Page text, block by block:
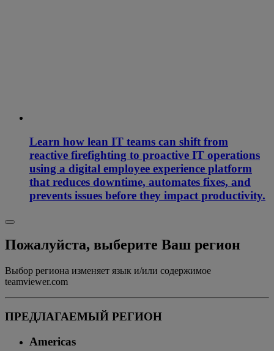
Learn how lean IT teams can shift from
reactive firefighting to proactive IT operations
using a digital employee experience platform
that reduces downtime, automates fixes, and
prevents issues before they impact productivity.
Пожалуйста, выберите Ваш регион
Выбор региона изменяет язык и/или содержимое
teamviewer.com
ПРЕДЛАГАЕМЫЙ РЕГИОН
Americas